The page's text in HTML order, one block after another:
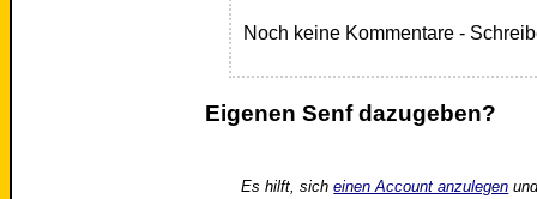
Noch keine Kommentare -
Eigenen Senf dazugeben?
Es hilft, sicheinen Account anzulegen